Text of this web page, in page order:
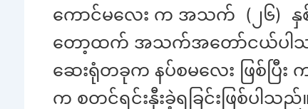
ကောင်မလေး က အသက် (၂၆) နှစ်
တော့ထက် အသက်အတော်ငယ်ပါ
ဆေးရုံတခုက နပ်စမလေး ဖြစ်ပြီ
က စတင်ရင်းနှီးခဲ့ရခြင်းဖြစ်ပါ